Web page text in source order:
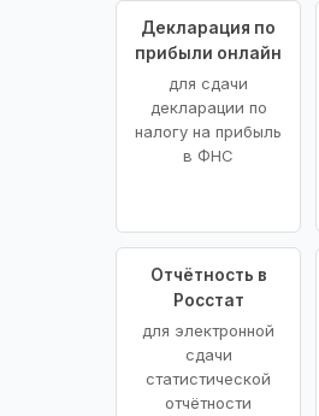
Декларация по
прибыли онлайн
для сдачи
декларации по
налогу на прибыль
в ФНС
Отчётность в
Росстат
для электронной
сдачи
статистической
отчётности